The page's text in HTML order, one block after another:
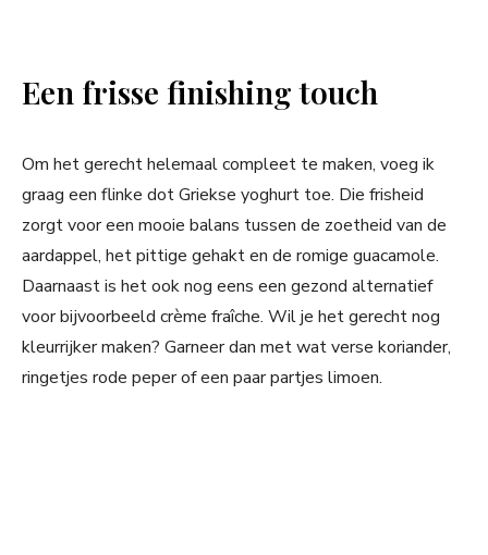
Een frisse finishing touch
Om het gerecht helemaal compleet te maken, voeg ik
graag een flinke dot Griekse yoghurt toe. Die frisheid
zorgt voor een mooie balans tussen de zoetheid van de
aardappel, het pittige gehakt en de romige guacamole.
Daarnaast is het ook nog eens een gezond alternatief
voor bijvoorbeeld crème fraîche. Wil je het gerecht nog
kleurrijker maken? Garneer dan met wat verse koriander,
ringetjes rode peper of een paar partjes limoen.